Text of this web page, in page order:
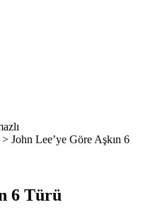
> John Lee’ye Göre Aşkın 6
6 Türü